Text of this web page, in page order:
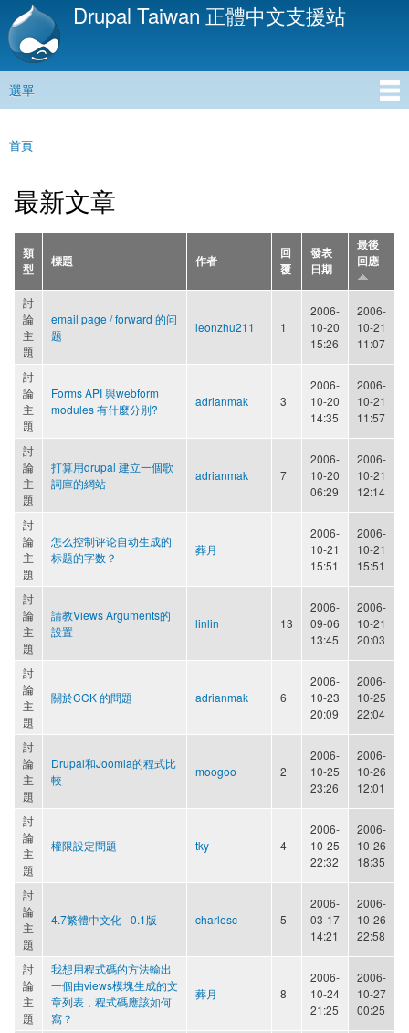
移
內
Drupal Taiwan 正體中文支援站
主選單
選單
您在這裡
首頁
最新文章
類
型
標題 作者
回
覆
發表
日期
最後
回應
討
論
主
題
email page / forward 的问
题
leonzhu211 1
2006-
10-20
15:26
2006-
10-21
11:07
討
論
主
題
Forms API 與webform
modules 有什麼分別?
adrianmak 3
2006-
10-20
14:35
2006-
10-21
11:57
討
論
主
題
打算用drupal 建立一個歌
詞庫的網站
adrianmak 7
2006-
10-20
06:29
2006-
10-21
12:14
討
論
主
題
怎么控制评论自动生成的
标题的字数？
葬月
2006-
10-21
15:51
2006-
10-21
15:51
討
論
主
題
請教Views Arguments的
設置
linlin 13
2006-
09-06
13:45
2006-
10-21
20:03
討
論
主
題
關於CCK 的問題 adrianmak 6
2006-
10-23
20:09
2006-
10-25
22:04
討
論
主
題
Drupal和Joomla的程式比
較
moogoo 2
2006-
10-25
23:26
2006-
10-26
12:01
討
論
主
題
權限設定問題 tky 4
2006-
10-25
22:32
2006-
10-26
18:35
討
論
主
題
4.7繁體中文化 - 0.1版 charlesc 5
2006-
03-17
14:21
2006-
10-26
22:58
討
論
主
題
我想用程式碼的方法輸出
一個由views模塊生成的文
章列表，程式碼應該如何
寫？
葬月 8
2006-
10-24
21:25
2006-
10-27
00:25